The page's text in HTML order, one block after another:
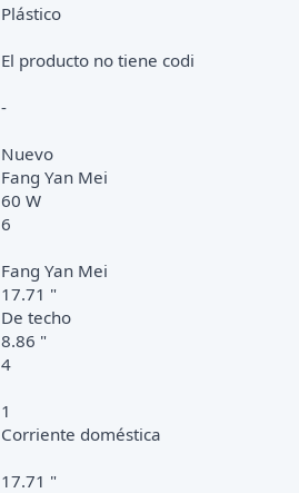
Plástico
El producto no tiene codi
-
Nuevo
Fang Yan Mei
60 W
6
Fang Yan Mei
17.71 "
De techo
8.86 "
4
1
Corriente doméstica
17.71 "